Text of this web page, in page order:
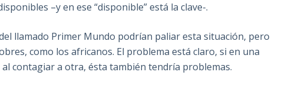
–y en ese “disponible” está la clave-.
llamado Primer Mundo podrían paliar esta situación, pero
como los africanos. El problema está claro, si en una
contagiar a otra, ésta también tendría problemas.